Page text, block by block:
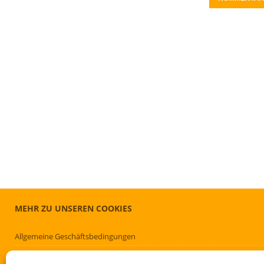
MEHR ZU UNSEREN COOKIES
Allgemeine Geschäftsbedingungen